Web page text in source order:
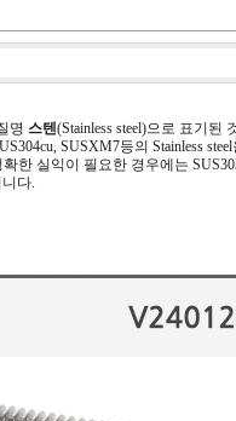
명 스텐(Stainless steel)으로 표기된
SUSXM7등의 Stainless steel
한 실익이 필요한 경우에는
다.